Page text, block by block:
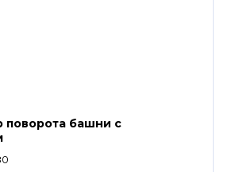
поворота башни с